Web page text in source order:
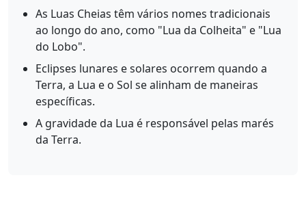
As Luas Cheias têm vários nomes tradicionais
ao longo do ano, como "Lua da Colheita" e "Lua
do Lobo".
Eclipses lunares e solares ocorrem quando a
Terra, a Lua e o Sol se alinham de maneiras
específicas.
A gravidade da Lua é responsável pelas marés
da Terra.